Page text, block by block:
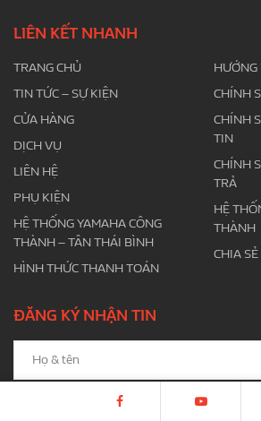
LIÊN KẾT NHANH
TRANG CHỦ
TIN TỨC – SỰ KIỆN
CỬA HÀNG
DỊCH VỤ
LIÊN HỆ
PHỤ KIỆN
HỆ THỐNG YAMAHA CÔNG
THÀNH – TÂN THÁI BÌNH
HÌNH THỨC THANH TOÁN
HƯỚNG
CHÍNH
CHÍNH
TIN
CHÍNH
TRẢ
HỆ
THÀNH
CHIA
ĐĂNG KÝ NHẬN TIN